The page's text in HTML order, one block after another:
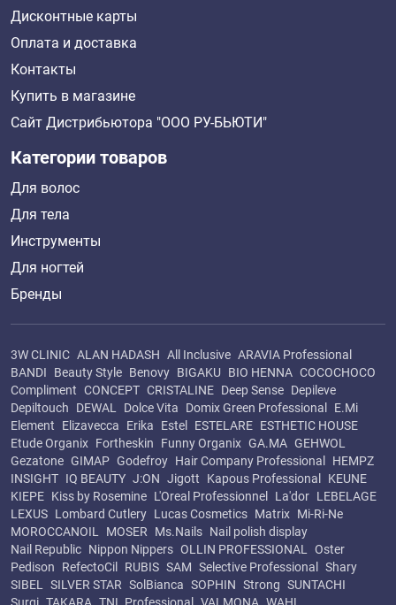
Дисконтные карты
Оплата и доставка
Контакты
Купить в магазине
Сайт Дистрибьютора "ООО РУ-БЬЮТИ"
Категории товаров
Для волос
Для тела
Инструменты
Для ногтей
Бренды
3W CLINIC ALAN HADASH All Inclusive ARAVIA Professional
BANDI
Beauty Style Benovy BIGAKU BIO HENNA COCOCHOCO
Compliment CONCEPT CRISTALINE Deep Sense Depileve
Depiltouch
DEWAL Dolce Vita Domix Green Professional
E.Mi
Element
Elizavecca Erika Estel ESTELARE ESTHETIC HOUSE
Etude Organix Fortheskin Funny Organix GA.MA GEHWOL
Gezatone GIMAP Godefroy Hair Company Professional
HEMPZ
INSIGHT IQ BEAUTY J:ON Jigott Kapous Professional
KEUNE
KIEPE Kiss by Rosemine L'Oreal Professionnel La'dor LEBELAGE
LEXUS Lombard Cutlery Lucas Cosmetics Matrix Mi-Ri-Ne
MOROCCANOIL MOSER Ms.Nails Nail polish display
Nail Republic Nippon Nippers OLLIN PROFESSIONAL Oster
Pedison
RefectoCil RUBIS SAM Selective Professional
Shary
SIBEL SILVER STAR SolBianca SOPHIN Strong SUNTACHI